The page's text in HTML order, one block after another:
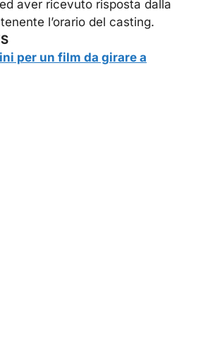
aver ricevuto risposta dalla
l’orario del casting.
per un film da girare a